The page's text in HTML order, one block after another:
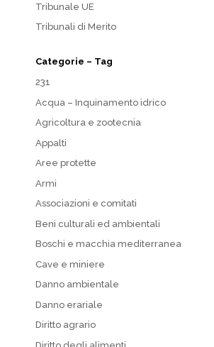
Tribunale UE
Tribunali di Merito
Categorie – Tag
231
Acqua – Inquinamento idrico
Agricoltura e zootecnia
Appalti
Aree protette
Armi
Associazioni e comitati
Beni culturali ed ambientali
Boschi e macchia mediterranea
Cave e miniere
Danno ambientale
Danno erariale
Diritto agrario
Diritto degli alimenti